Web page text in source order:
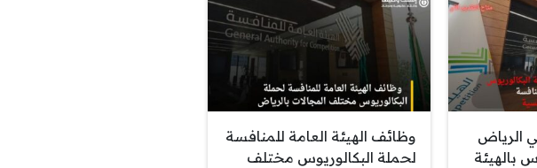
الرياض
بالهيئة
وظائف الهيئة العامة للمنافسة
لحملة البكالوريوس مختلف